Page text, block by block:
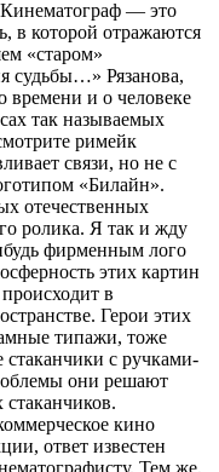
Кинематограф — это
в которой отражаются
«старом»
судьбы…» Рязанова,
времени и о человеке
так называемых
римейк
связи, но не с
«Билайн».
отечественных
ролика. Я так и жду
фирменным лого
этих картин
в
Герои этих
типажи, тоже
стаканчики с ручками-
они решают
кино
ответ известен